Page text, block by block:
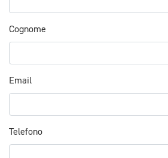
Cognome
Email
Telefono